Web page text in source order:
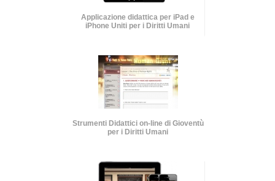
Applicazione didattica per iPad e
iPhone Uniti per i Diritti Umani
Strumenti Didattici on-line di Gioventù
per i Diritti Umani